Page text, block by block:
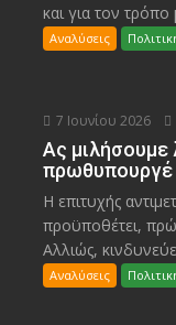
και για τον
Αναλύσεις
7 Ιουνίου 2026
Ας μιλήσουμε
πρωθυπουργέ
Η επιτυχής
προϋποθέτει,
Αλλιώς,
Αναλύσεις